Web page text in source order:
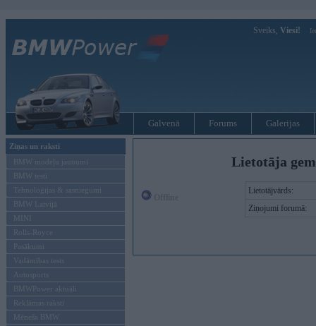
Sveiks, Viesi!
Galvenā Forums Galerijas
Ziņas un raksti
BMW modeļu jaunumi
BMW testi
Tehnoloģijas & sasniegumi
BMW Latvijā
MINI
Rolls-Royce
Pasākumi
Vadāmības tests
Autosports
BMWPower aktuāli
Reklāmas raksti
Mēneša BMW
Lietotāja
Lietotājvārds:
Ziņojumi forumā: